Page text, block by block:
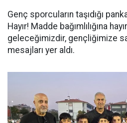
Genç sporcuların taşıdığı
Hayır! Madde bağımlılığına
geleceğimizdir, gençliğimize
mesajları yer aldı.